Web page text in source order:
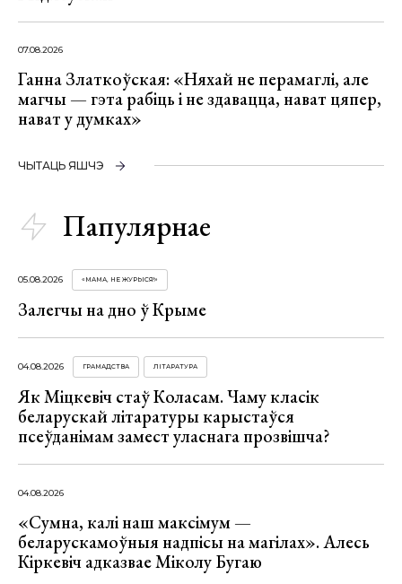
07.08.2026
Ганна Златкоўская: «Няхай не перамаглі, але
магчы — гэта рабіць і не здавацца, нават цяпер,
нават у думках»
ЧЫТАЦЬ ЯШЧЭ
Папулярнае
05.08.2026 «МАМА, НЕ ЖУРЫСЯ!»
Залегчы на дно ў Крыме
04.08.2026 ГРАМАДСТВА ЛІТАРАТУРА
Як Міцкевіч стаў Коласам. Чаму класік
беларускай літаратуры карыстаўся
псеўданімам замест уласнага прозвішча?
04.08.2026
«Сумна, калі наш максімум —
беларускамоўныя надпісы на магілах». Алесь
Кіркевіч адказвае Міколу Бугаю